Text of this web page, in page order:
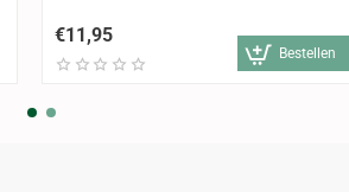
€11,95
Bestellen